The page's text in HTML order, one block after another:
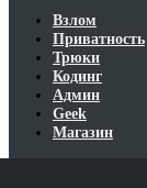
Взлом
Приватность
Трюки
Кодинг
Админ
Geek
Магазин